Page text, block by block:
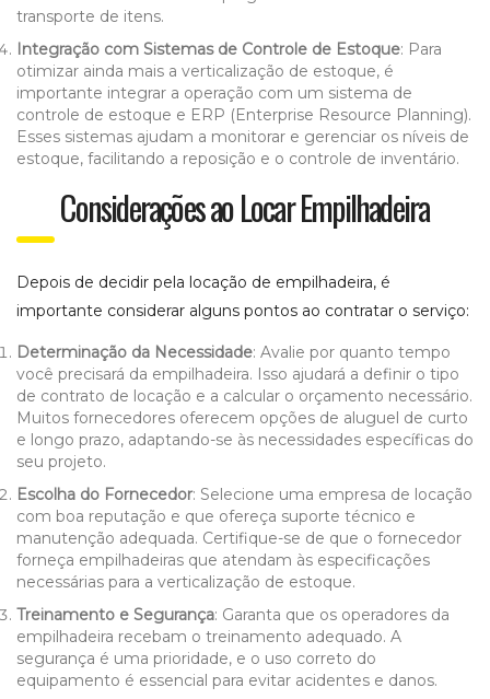
transporte de itens.
Integração com Sistemas de Controle de Estoque: Para
otimizar ainda mais a verticalização de estoque, é
importante integrar a operação com um sistema de
controle de estoque e ERP (Enterprise Resource Planning).
Esses sistemas ajudam a monitorar e gerenciar os níveis de
estoque, facilitando a reposição e o controle de inventário.
Considerações ao Locar Empilhadeira
Depois de decidir pela locação de empilhadeira, é
importante considerar alguns pontos ao contratar o serviço:
Determinação da Necessidade: Avalie por quanto tempo
você precisará da empilhadeira. Isso ajudará a definir o tipo
de contrato de locação e a calcular o orçamento necessário.
Muitos fornecedores oferecem opções de aluguel de curto
e longo prazo, adaptando-se às necessidades específicas do
seu projeto.
Escolha do Fornecedor: Selecione uma empresa de locação
com boa reputação e que ofereça suporte técnico e
manutenção adequada. Certifique-se de que o fornecedor
forneça empilhadeiras que atendam às especificações
necessárias para a verticalização de estoque.
Treinamento e Segurança: Garanta que os operadores da
empilhadeira recebam o treinamento adequado. A
segurança é uma prioridade, e o uso correto do
equipamento é essencial para evitar acidentes e danos.